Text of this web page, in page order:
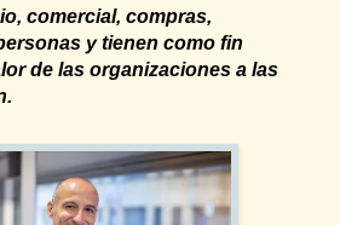
comercial, compras,
y tienen como fin
de las organizaciones a las